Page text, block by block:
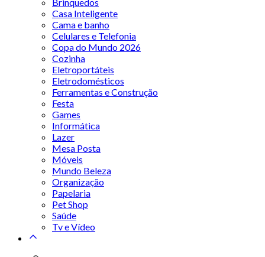
Casa Inteligente
Cama e banho
Celulares e Telefonia
Copa do Mundo 2026
Cozinha
Eletroportáteis
Eletrodomésticos
Ferramentas e Construção
Festa
Games
Informática
Lazer
Mesa Posta
Móveis
Mundo Beleza
Organização
Papelaria
Pet Shop
Saúde
Tv e Vídeo